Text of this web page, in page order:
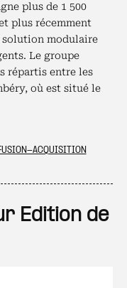
plus de 1 500
plus récemment
solution modulaire
Le groupe
répartis entre les
où est situé le
ACQUISITION
Edition de